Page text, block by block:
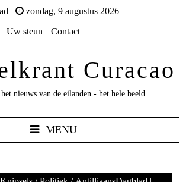
zondag, 9 augustus 2026
Uw steun Contact
Curacao
nieuws van de eilanden - het hele beeld
MENU